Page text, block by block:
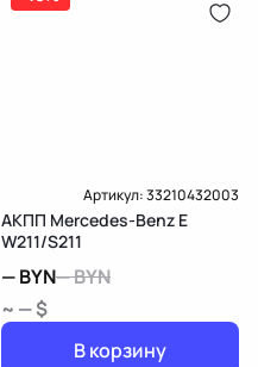
Артикул:33210432003
АКПП Mercedes-Benz E
W211/S211
—BYN—BYN
~ — $
В корзину